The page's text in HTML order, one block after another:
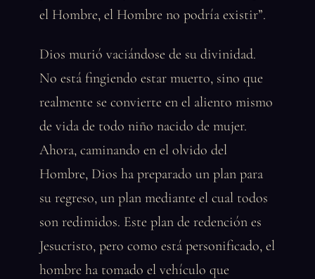
el Hombre, el Hombre no podría existir”.
Dios murió vaciándose de su divinidad.
No está fingiendo estar muerto, sino que
realmente se convierte en el aliento mismo
de vida de todo niño nacido de mujer.
Ahora, caminando en el olvido del
Hombre, Dios ha preparado un plan para
su regreso, un plan mediante el cual todos
son redimidos. Este plan de redención es
Jesucristo, pero como está personificado, el
hombre ha tomado el vehículo que